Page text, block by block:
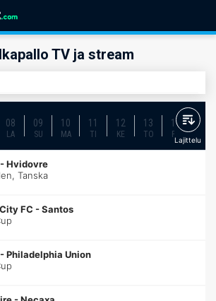
TV ja stream
08
LA
09
SU
10
MA
11
TI
12
KE
13
TO
14
PE
15
Lajittelu
-Hvidovre
Tanska
FC -Santos
-Philadelphia Union